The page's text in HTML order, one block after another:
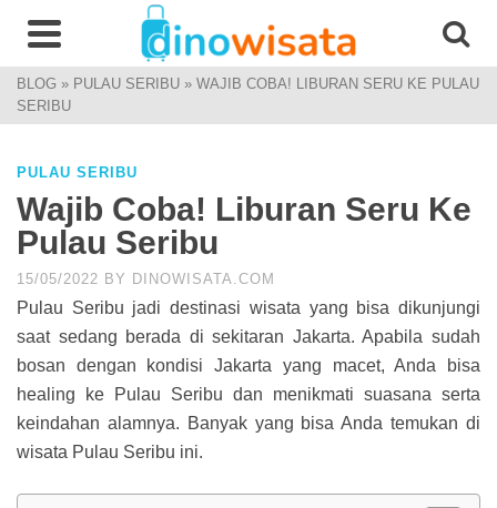
BLOG » PULAU SERIBU » WAJIB COBA! LIBURAN SERU KE PULAU
SERIBU
PULAU SERIBU
Wajib Coba! Liburan Seru Ke
Pulau Seribu
15/05/2022 BY DINOWISATA.COM
Pulau Seribu jadi destinasi wisata yang bisa dikunjungi
saat sedang berada di sekitaran Jakarta. Apabila sudah
bosan dengan kondisi Jakarta yang macet, Anda bisa
healing ke Pulau Seribu dan menikmati suasana serta
keindahan alamnya. Banyak yang bisa Anda temukan di
wisata Pulau Seribu ini.